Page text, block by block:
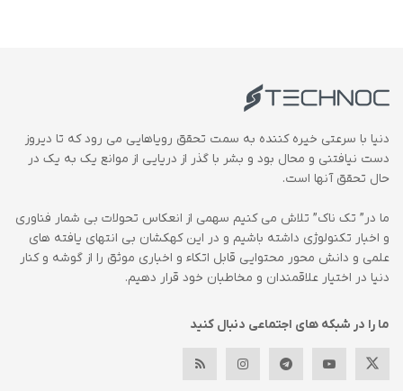
دنیا با سرعتی خیره کننده به سمت تحقق رویاهایی می رود که تا دیروز
دست نیافتنی و محال بود و بشر با گذر از دریایی از موانع یک به یک در
حال تحقق آنها است.
ما در” تک ناک” تلاش می کنیم سهمی از انعکاس تحولات بی شمار فناوری
و اخبار تکنولوژی داشته باشیم و در این کهکشان بی انتهای یافته های
علمی و دانش محور محتوایی قابل اتکاء و اخباری موثق را از گوشه و کنار
دنیا در اختیار علاقمندان و مخاطبان خود قرار دهیم.
ما را در شبکه های اجتماعی دنبال کنید